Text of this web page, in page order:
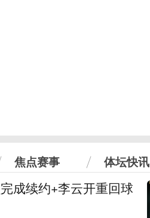
焦点赛事 体坛快讯
成续约+李云开重回球